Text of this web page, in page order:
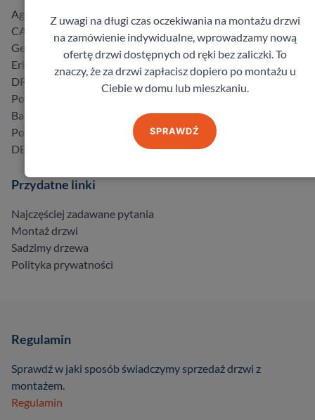
Agmar
CAL
Gerda
Erkado
DRE
Porta
Barański
Pol-Skone
DELTA
Przydatne linki
Najczęściej zadawane pytania
Montaż drzwi
Sadzimy drzewa
Polityka prywatności
Regulamin
Sprawdź w jaki sposób świadczymy sprzedaż drzwi z
montażem.
Regulamin
Z uwagi na długi czas oczekiwania na montażu drzwi
na zamówienie indywidualne, wprowadzamy nową
ofertę drzwi dostępnych od ręki bez zaliczki. To
znaczy, że za drzwi zapłacisz dopiero po montażu u
Ciebie w domu lub mieszkaniu.
SPRAWDŹ